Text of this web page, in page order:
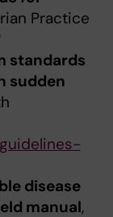
Practice
standards
sudden
disease
manual,